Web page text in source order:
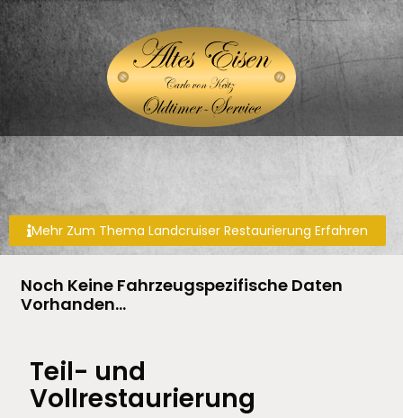
Mehr Zum Thema Landcruiser Restaurierung Erfahren
Noch Keine Fahrzeugspezifische Daten
Vorhanden…
Teil- und
Vollrestaurierung